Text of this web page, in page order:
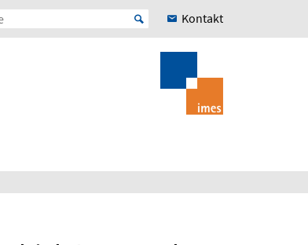
Kontakt